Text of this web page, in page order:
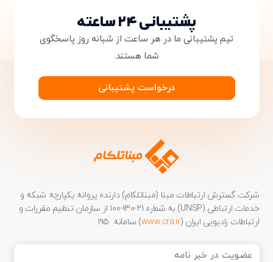
پشتیبانی ۲۴ ساعته
تیم پشتیبانی ما در هر ساعت از شبانه روز پاسخگوی
شما هستند.
درخواست پشتیبانی
شرکت گسترش ارتباطات مبنا (مبناتلکام) دارنده پروانه یکپارچه شبکه و
خدمات ارتباطی (UNSP) به شماره 21-130-100 از سازمان تنظیم مقررات و
ارتباطات رادیویی ایران (www.cra.ir) سامانه ۱۹۵
عضویت